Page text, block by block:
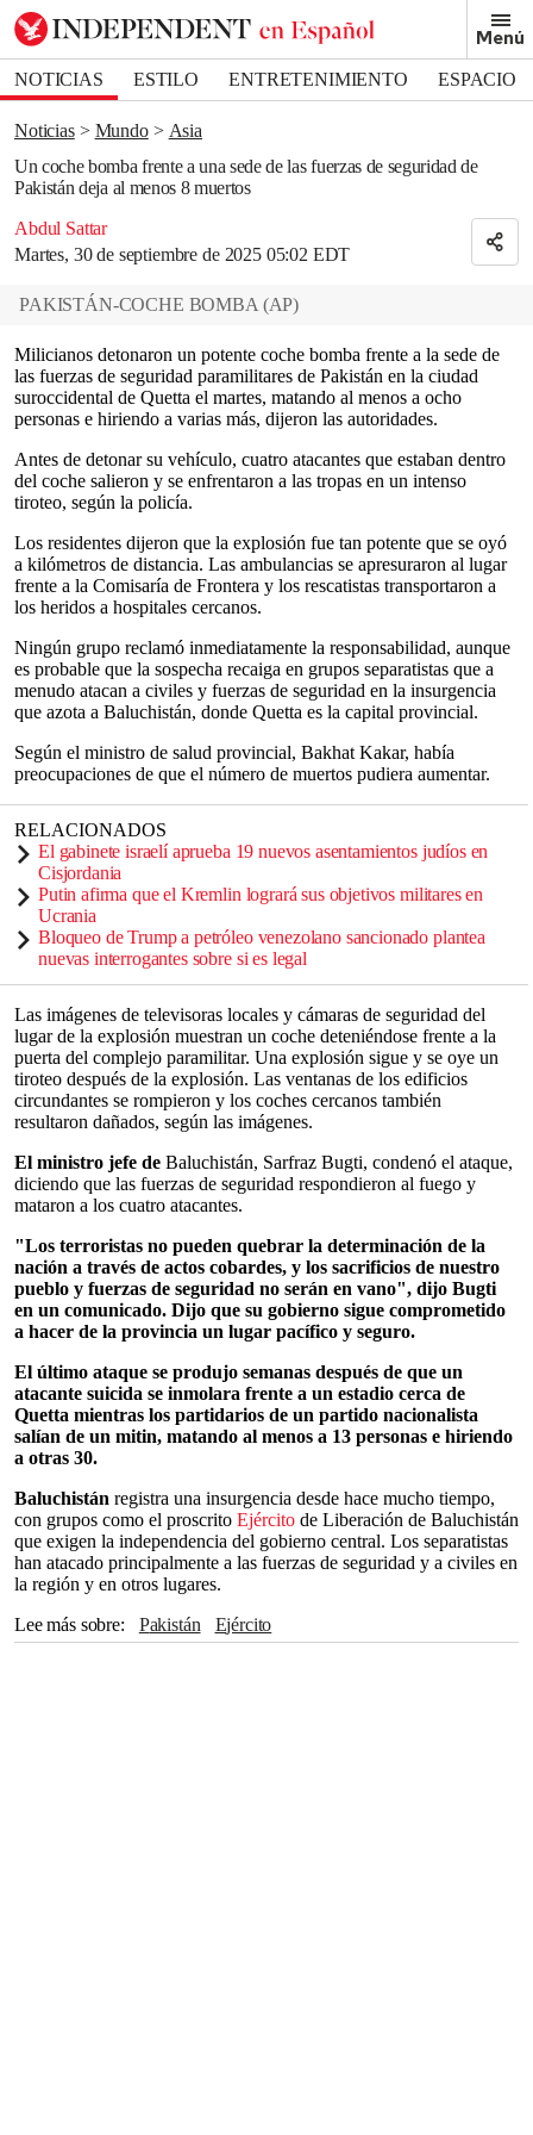
Menú
NOTICIAS ESTILO ENTRETENIMIENTO
ESPACIO
DEPORTES
Noticias Mundo
Asia
Un coche bomba frente a una sede de las fuerzas de seguridad de
Pakistán deja al menos 8 muertos
Abdul Sattar
Martes, 30 de septiembre de 2025 05:02 EDT
Bookmark popover
Removed from bookmarks
Close popover
PAKISTÁN-COCHE BOMBA (AP)
Milicianos detonaron un potente coche bomba frente a la sede de
las fuerzas de seguridad paramilitares de Pakistán en la ciudad
suroccidental de Quetta el martes, matando al menos a ocho
personas e hiriendo a varias más, dijeron las autoridades.
Antes de detonar su vehículo, cuatro atacantes que estaban dentro
del coche salieron y se enfrentaron a las tropas en un intenso
tiroteo, según la policía.
Los residentes dijeron que la explosión fue tan potente que se oyó
a kilómetros de distancia. Las ambulancias se apresuraron al lugar
frente a la Comisaría de Frontera y los rescatistas transportaron a
los heridos a hospitales cercanos.
Ningún grupo reclamó inmediatamente la responsabilidad, aunque
es probable que la sospecha recaiga en grupos separatistas que a
menudo atacan a civiles y fuerzas de seguridad en la insurgencia
que azota a Baluchistán, donde Quetta es la capital provincial.
Según el ministro de salud provincial, Bakhat Kakar, había
preocupaciones de que el número de muertos pudiera aumentar.
RELACIONADOS
El gabinete israelí aprueba 19 nuevos asentamientos judíos en
Cisjordania
Putin afirma que el Kremlin logrará sus objetivos militares en
Ucrania
Bloqueo de Trump a petróleo venezolano sancionado plantea
nuevas interrogantes sobre si es legal
Las imágenes de televisoras locales y cámaras de seguridad del
lugar de la explosión muestran un coche deteniéndose frente a la
puerta del complejo paramilitar. Una explosión sigue y se oye un
tiroteo después de la explosión. Las ventanas de los edificios
circundantes se rompieron y los coches cercanos también
resultaron dañados, según las imágenes.
El ministro jefe de Baluchistán, Sarfraz Bugti, condenó el ataque,
diciendo que las fuerzas de seguridad respondieron al fuego y
mataron a los cuatro atacantes.
"Los terroristas no pueden quebrar la determinación de la
nación a través de actos cobardes, y los sacrificios de nuestro
pueblo y fuerzas de seguridad no serán en vano", dijo Bugti
en un comunicado. Dijo que su gobierno sigue comprometido
a hacer de la provincia un lugar pacífico y seguro.
El último ataque se produjo semanas después de que un
atacante suicida se inmolara frente a un estadio cerca de
Quetta mientras los partidarios de un partido nacionalista
salían de un mitin, matando al menos a 13 personas e hiriendo
a otras 30.
Baluchistán registra una insurgencia desde hace mucho tiempo,
con grupos como el proscrito Ejército de Liberación de Baluchistán
que exigen la independencia del gobierno central. Los separatistas
han atacado principalmente a las fuerzas de seguridad y a civiles en
la región y en otros lugares.
Lee más sobre
Pakistán Ejército